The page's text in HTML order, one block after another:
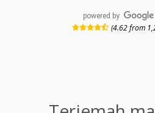
powered by
(4.62 from